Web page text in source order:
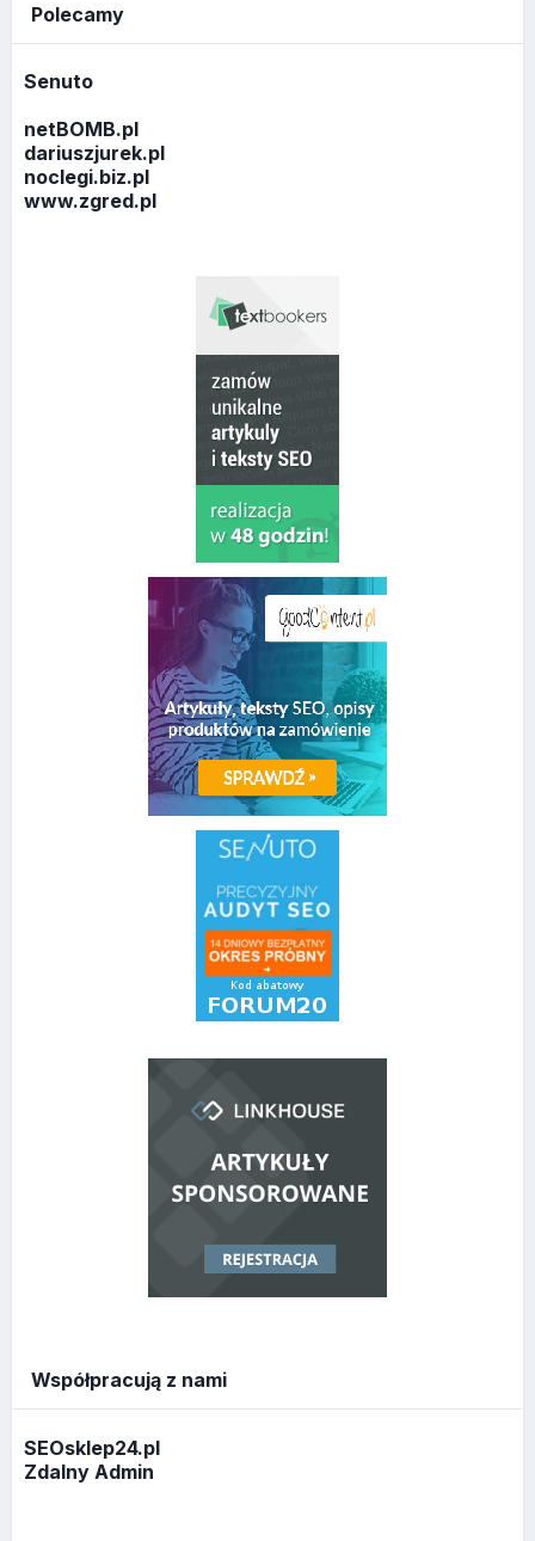
Polecamy
Senuto
netBOMB.pl
dariuszjurek.pl
noclegi.biz.pl
www.zgred.pl
Współpracują z nami
SEOsklep24.pl
Zdalny Admin